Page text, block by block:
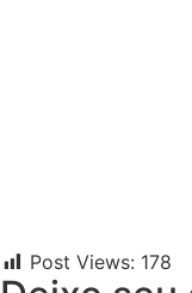
Post Views: 178